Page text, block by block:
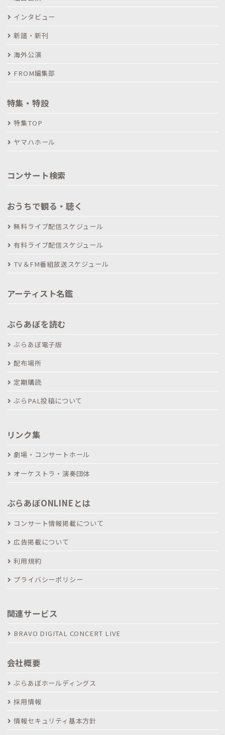
インタビュー
新譜・新刊
海外公演
FROM編集部
特集・特設
特集TOP
ヤマハホール
コンサート検索
おうちで観る・聴く
無料ライブ配信スケジュール
有料ライブ配信スケジュール
TV＆FM番組放送スケジュール
アーティスト名鑑
ぶらあぼを読む
ぶらあぼ電子版
配布場所
定期購読
ぶらPAL投稿について
リンク集
劇場・コンサートホール
オーケストラ・演奏団体
ぶらあぼONLINEとは
コンサート情報掲載について
広告掲載について
利用規約
プライバシーポリシー
関連サービス
BRAVO DIGITAL CONCERT LIVE
会社概要
ぶらあぼホールディングス
採用情報
情報セキュリティ基本方針